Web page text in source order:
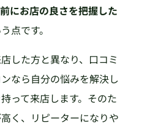
にお店の良さを把握した
点です。
した方と異なり、口コミ
なら自分の悩みを解決し
って来店します。そのた
く、リピーターになりや